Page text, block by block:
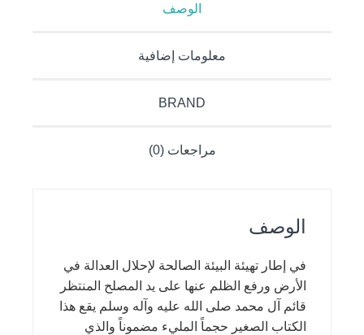
الوصف
معلومات إضافية
BRAND
مراجعات (0)
الوصف
في إطار تهيئة البيئة الصالحة لإحلال العدالة في
الأرض ورفع الظلم عنها على يد المصلح المنتظر
قائم آل محمد صلى الله عليه وآله وسلم يقع هذا
الكتاب الصغير حجماً المليء مضموناً والذي